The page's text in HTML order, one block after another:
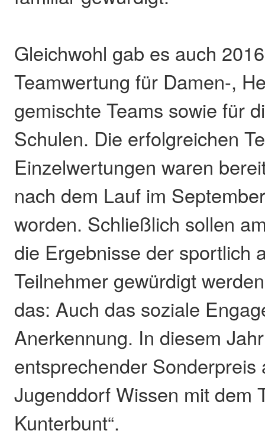
Gleichwohl gab es auch
Teamwertung für Damen-,
gemischte Teams sowie für
Schulen. Die erfolgreichen
Einzelwertungen waren
nach dem Lauf im
worden. Schließlich sollen
die Ergebnisse der sportlich
Teilnehmer gewürdigt
das: Auch das soziale
Anerkennung. In diesem
entsprechender Sonderpreis
Jugenddorf Wissen mit dem
Kunterbunt“.